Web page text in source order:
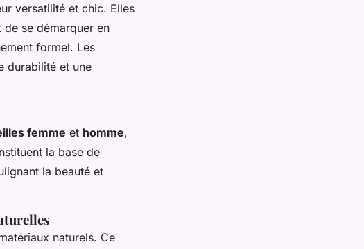
versatilité et chic. Elles
de se démarquer en
formel. Les
durabilité et une
femme et homme,
la base de
la beauté et
naturels. Ce